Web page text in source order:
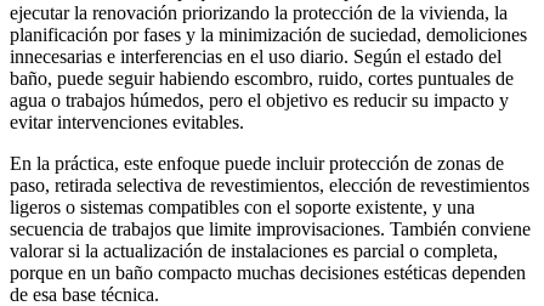
ejecutar la renovación priorizando la protección de la vivienda, la
planificación por fases y la minimización de suciedad, demoliciones
innecesarias e interferencias en el uso diario. Según el estado del
baño, puede seguir habiendo escombro, ruido, cortes puntuales de
agua o trabajos húmedos, pero el objetivo es reducir su impacto y
evitar intervenciones evitables.
En la práctica, este enfoque puede incluir protección de zonas de
paso, retirada selectiva de revestimientos, elección de revestimientos
ligeros o sistemas compatibles con el soporte existente, y una
secuencia de trabajos que limite improvisaciones. También conviene
valorar si la actualización de instalaciones es parcial o completa,
porque en un baño compacto muchas decisiones estéticas dependen
de esa base técnica.